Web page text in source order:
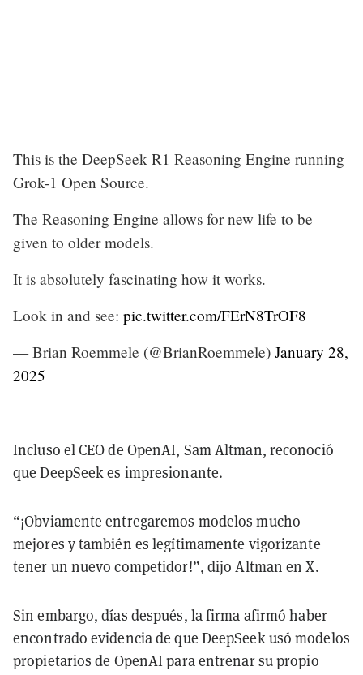
This is the DeepSeek R1 Reasoning Engine running
Grok-1 Open Source.
The Reasoning Engine allows for new life to be
given to older models.
It is absolutely fascinating how it works.
Look in and see: pic.twitter.com/FErN8TrOF8
— Brian Roemmele (@BrianRoemmele) January 28,
2025
Incluso el CEO de OpenAI, Sam Altman, reconoció
que DeepSeek es impresionante.
“¡Obviamente entregaremos modelos mucho
mejores y también es legítimamente vigorizante
tener un nuevo competidor!”, dijo Altman en X.
Sin embargo, días después, la firma afirmó haber
encontrado evidencia de que DeepSeek usó modelos
propietarios de OpenAI para entrenar su propio